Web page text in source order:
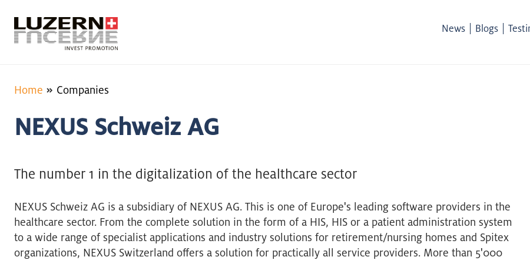
News Blogs
Home Companies
NEXUS Schweiz AG
The number 1 in the digitalization of the healthcare sector
NEXUS Schweiz AG is a subsidiary of NEXUS AG. This is one of Europe's leading software providers in the
healthcare sector. From the complete solution in the form of a HIS, HIS or a patient administration system
to a wide range of specialist applications and industry solutions for retirement/nursing homes and Spitex
organizations, NEXUS Switzerland offers a solution for practically all service providers. More than 5'000